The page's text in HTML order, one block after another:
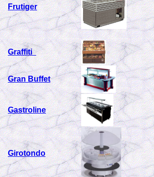
Frutiger
Graffiti
Gran Buffet
Gastroline
Girotondo